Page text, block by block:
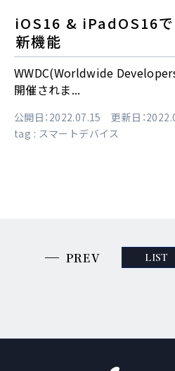
iOS16 & iPadOS16で
新機能
WWDC(Worldwide
開催されま...
公開日：2022.07.15 更新日：
tag : スマートデバイス
PREV LIST